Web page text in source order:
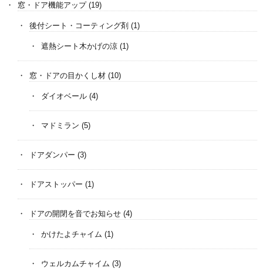
窓・ドア機能アップ(19)
後付シート・コーティング剤 (1)
遮熱シート木かげの涼 (1)
窓・ドアの目かくし材 (10)
ダイオベール (4)
マドミラン (5)
ドアダンパー (3)
ドアストッパー (1)
ドアの開閉を音でお知らせ (4)
かけたよチャイム (1)
ウェルカムチャイム (3)